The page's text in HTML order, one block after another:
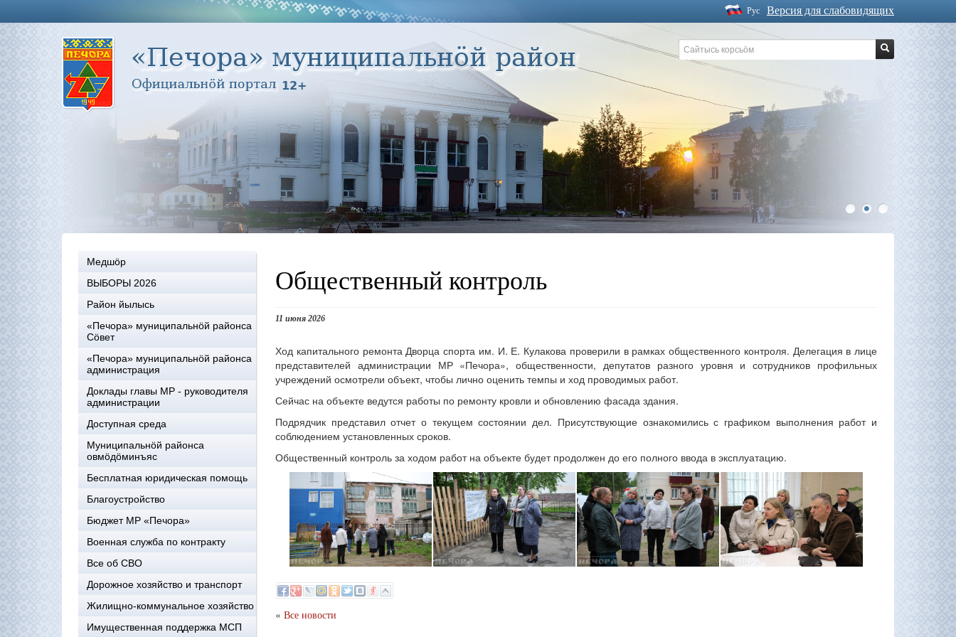
Версия для слабовидящих
Рус
1 2 3
Медшöр
ВЫБОРЫ 2026
Район йылысь
«Печора» муниципальнöй районса
Сöвет
«Печора» муниципальнöй районса
администрация
Доклады главы МР - руководителя
администрации
Доступная среда
Муниципальнöй районса
овмöдöминъяс
Бесплатная юридическая помощь
Благоустройство
Бюджет МР «Печора»
Военная служба по контракту
Все об СВО
Дорожное хозяйство и транспорт
Жилищно-коммунальное хозяйство
Имущественная поддержка МСП
Общественный контроль
11 июня 2026
Ход капитального ремонта Дворца спорта им. И. Е. Кулакова проверили в рамках общественного контроля. Делегация в лице
представителей администрации МР «Печора», общественности, депутатов разного уровня и сотрудников профильных
учреждений осмотрели объект, чтобы лично оценить темпы и ход проводимых работ.
Сейчас на объекте ведутся работы по ремонту кровли и обновлению фасада здания.
Подрядчик представил отчет о текущем состоянии дел. Присутствующие ознакомились с графиком выполнения работ и
соблюдением установленных сроков.
Общественный контроль за ходом работ на объекте будет продолжен до его полного ввода в эксплуатацию.
« Все новости